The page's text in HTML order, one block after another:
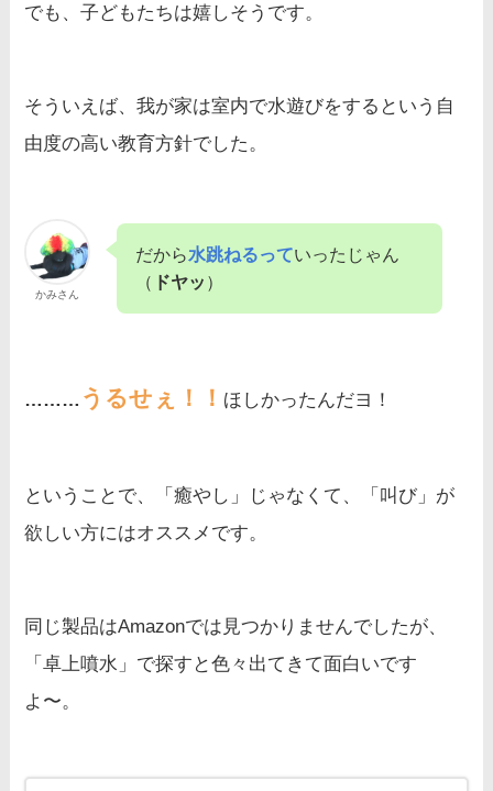
でも、子どもたちは嬉しそうです。
そういえば、我が家は室内で水遊びをするという自
由度の高い教育方針でした。
かみさん
だから水跳ねるっていったじゃん
（ ドヤッ ）
……… うるせぇ！！ ほしかったんだヨ！
ということで、「癒やし」じゃなくて、「叫び」が
欲しい方にはオススメです。
同じ製品はAmazonでは見つかりませんでしたが、
「卓上噴水」で探すと色々出てきて面白いです
よ〜。